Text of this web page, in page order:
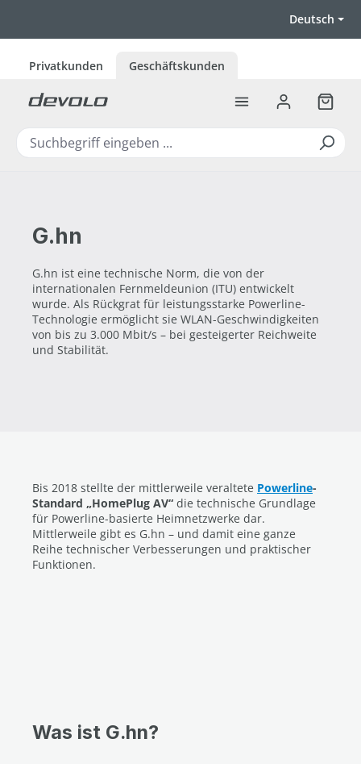
Deutsch
Privatkunden Geschäftskunden
G.hn
G.hn ist eine technische Norm, die von der
internationalen Fernmeldeunion (ITU) entwickelt
wurde. Als Rückgrat für leistungsstarke Powerline-
Technologie ermöglicht sie WLAN-Geschwindigkeiten
von bis zu 3.000 Mbit/s – bei gesteigerter Reichweite
und Stabilität.
Bis 2018 stellte der mittlerweile veraltete Powerline-
Standard „HomePlug AV“ die technische Grundlage
für Powerline-basierte Heimnetzwerke dar.
Mittlerweile gibt es G.hn – und damit eine ganze
Reihe technischer Verbesserungen und praktischer
Funktionen.
Was ist G.hn?